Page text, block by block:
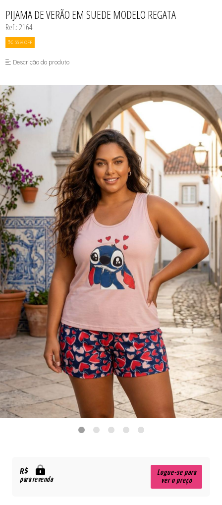
SEX SHOP
CALCINHAS
CAMISOLAS E ROBES
MODA FITNESS
PIJAMAS
PIJAMA DE VERÃO EM SUEDE MODELO REGATA
Ref.: 2164
33 % OFF
Descrição do produto
R$
para revenda
Logue-se para
ver o preço